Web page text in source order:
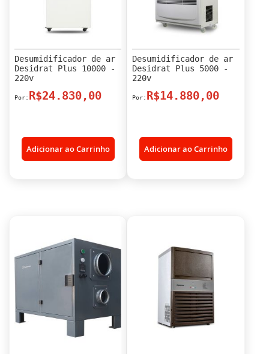
Desumidificador de ar
Desidrat Plus 10000 -
220v
R$24.830,00
Adicionar ao Carrinho
Desumidificador de ar
Desidrat Plus 5000 -
220v
R$14.880,00
Adicionar ao Carrinho